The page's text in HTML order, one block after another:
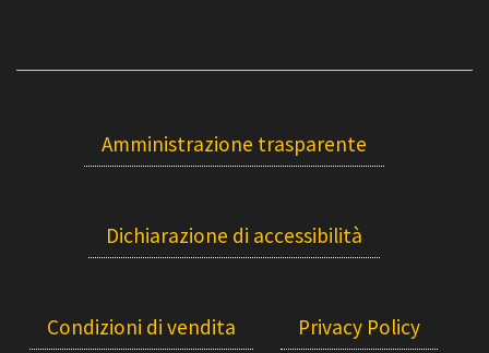
Amministrazione trasparente
Dichiarazione di accessibilità
Condizioni di vendita Privacy Policy